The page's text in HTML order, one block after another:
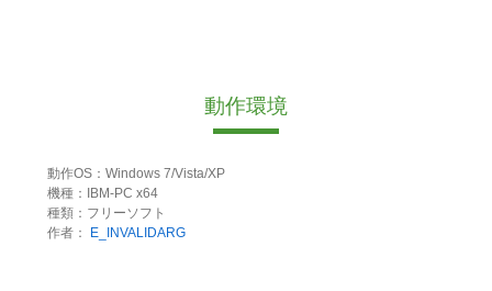
動作環境
動作OS：Windows 7/Vista/XP
機種：IBM-PC x64
種類：フリーソフト
作者：
E_INVALIDARG